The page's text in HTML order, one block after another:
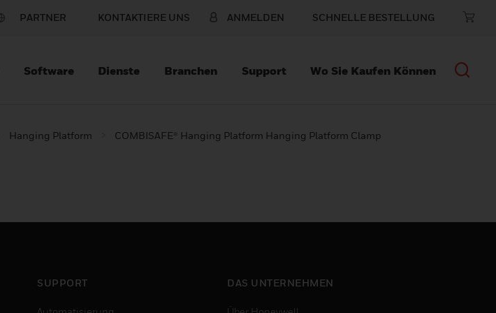
PARTNER KONTAKTIERE UNS ANMELDEN SCHNELLE BESTELLUNG
Software Dienste Branchen Support Wo Sie Kaufen Können
Hanging Platform COMBISAFE® Hanging Platform Hanging Platform Clamp
SUPPORT DAS UNTERNEHMEN